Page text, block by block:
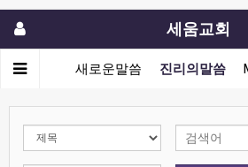
세움교회
새로운말씀 진리의말씀